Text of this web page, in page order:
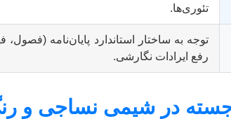
تئوری‌ها.
توجه به ساختار استاندارد پایان‌نامه
رفع ایرادات نگارشی.
در شیمی نساجی و